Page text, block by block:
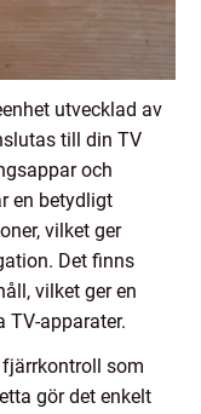
utvecklad av
till din TV
och
en betydligt
vilket ger
Det finns
vilket ger en
apparater.
fjärrkontroll som
gör det enkelt